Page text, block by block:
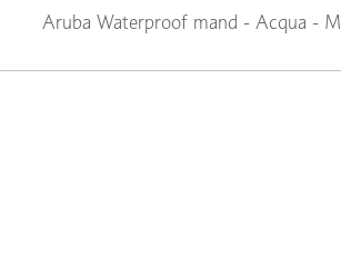
Aruba Waterproof mand - Acqua - M